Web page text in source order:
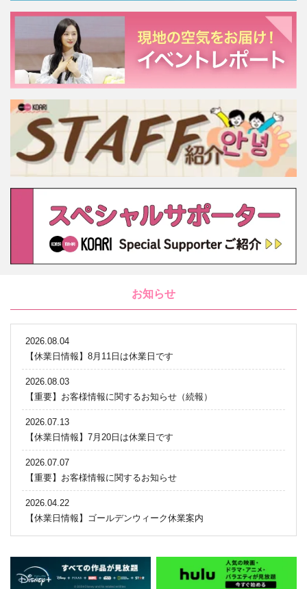
お知らせ
2026.08.04
【休業日情報】8月11日は休業日です
2026.08.03
【重要】お客様情報に関するお知らせ（続報）
2026.07.13
【休業日情報】7月20日は休業日です
2026.07.07
【重要】お客様情報に関するお知らせ
2026.04.22
【休業日情報】ゴールデンウィーク休業案内